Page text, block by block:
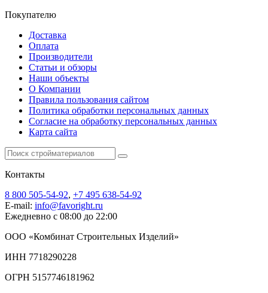
Покупателю
Доставка
Оплата
Производители
Статьи и обзоры
Наши объекты
О Компании
Правила пользования сайтом
Политика обработки персональных данных
Согласие на обработку персональных данных
Карта сайта
Контакты
8 800 505-54-92, +7 495 638-54-92
E-mail: info@favoright.ru
Ежедневно с 08:00 до 22:00
ООО «Комбинат Строительных Изделий»
ИНН 7718290228
ОГРН 5157746181962